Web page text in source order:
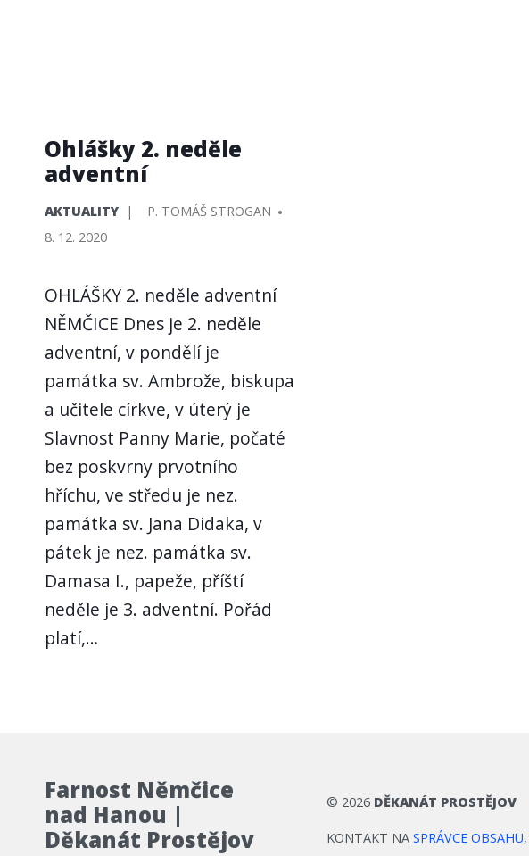
Ohlášky 2. neděle
adventní
PUBLIKOVÁNO
V
AKTUALITY PŘIDAL/A
P. TOMÁŠ STROGAN
8. 12. 2020
OHLÁŠKY 2. neděle adventní
NĚMČICE Dnes je 2. neděle
adventní, v pondělí je
památka sv. Ambrože, biskupa
a učitele církve, v úterý je
Slavnost Panny Marie, počaté
bez poskvrny prvotního
hříchu, ve středu je nez.
památka sv. Jana Didaka, v
pátek je nez. památka sv.
Damasa I., papeže, příští
neděle je 3. adventní. Pořád
platí,…
Farnost Němčice
nad Hanou |
Děkanát Prostějov
© 2026 DĚKANÁT PROSTĚJOV
KONTAKT NA SPRÁVCE OBSAHU,